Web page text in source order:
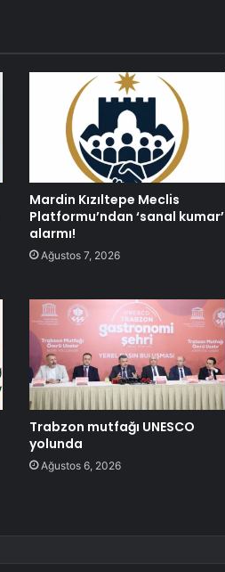
Mardin Kızıltepe Meclis
Platformu’ndan ‘sanal kumar’
alarmı!
Ağustos 7, 2026
Trabzon mutfağı UNESCO
yolunda
Ağustos 6, 2026